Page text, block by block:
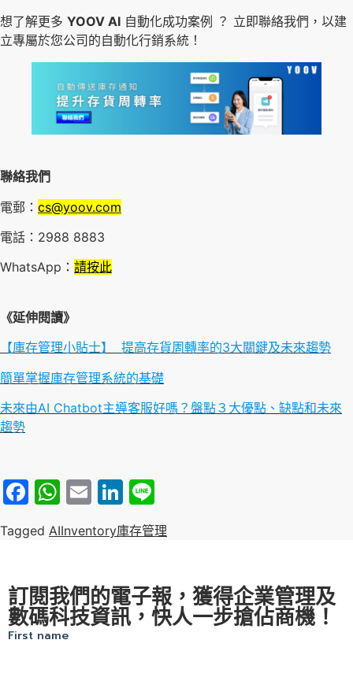
想了解更多 YOOV AI 自動化成功案例 ？ 立即聯絡我們，以建
立專屬於您公司的自動化行銷系統！
聯絡我們
電郵： cs@yoov.com
電話：2988 8883
WhatsApp： 請按此
《延伸閱讀》
【庫存管理小貼士】 提高存貨周轉率的3大關鍵及未來趨勢
簡單掌握庫存管理系統的基礎
未來由AI Chatbot主導客服好嗎？盤點３大優點、缺點和未來
趨勢
Facebook
WhatsApp
EmailLinkedIn
Tagged AIInventory庫存管理
訂閱我們的電子報，獲得企業管理及
數碼科技資訊，快人一步搶佔商機！